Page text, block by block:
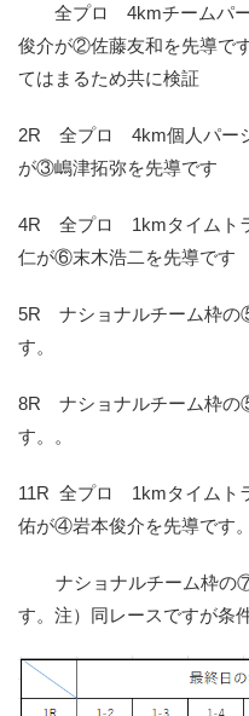
全プロ 4kmチームパー
俊介が②佐藤友和を先導で
てはまるため共に検証
2R 全プロ 4km個人パー
が③嶋津拓弥を先導です
4R 全プロ 1kmタイムト
仁が⑥末木浩二を先導です
5R ナショナルチーム枠
す。
8R ナショナルチーム枠
す。。
11R 全プロ 1kmタイムト
佑が④岩本俊介を先導です。
ナショナルチーム枠の⑦
す。注）同レースですが条